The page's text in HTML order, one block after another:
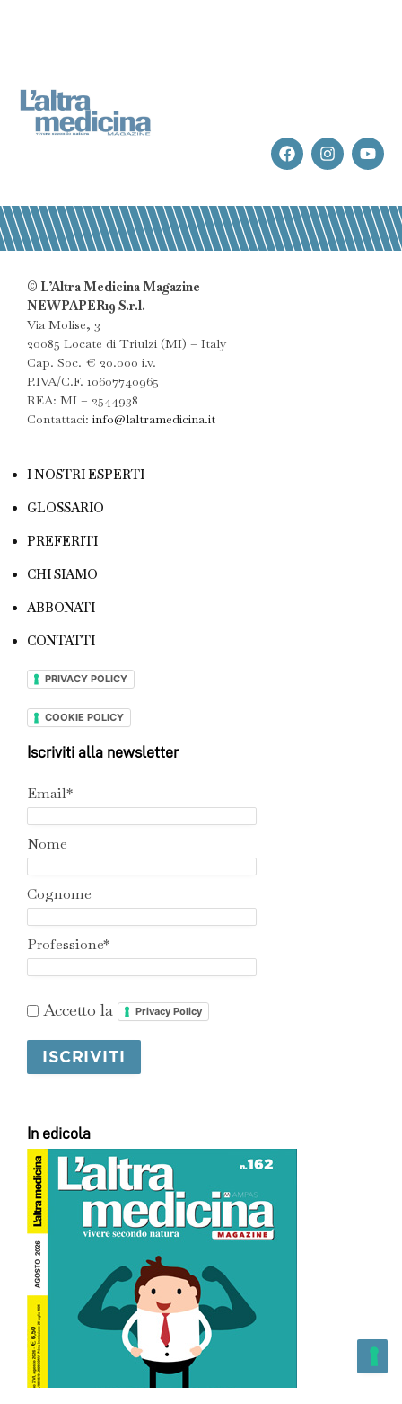
© L’Altra Medicina Magazine
NEWPAPER19 S.r.l.
Via Molise, 3
20085 Locate di Triulzi (MI) – Italy
Cap. Soc. € 20.000 i.v.
P.IVA/C.F. 10607740965
REA: MI – 2544938
Contattaci: info@laltramedicina.it
I NOSTRI ESPERTI
GLOSSARIO
PREFERITI
CHI SIAMO
ABBONATI
CONTATTI
PRIVACY POLICY
COOKIE POLICY
Iscriviti alla newsletter
Email*
Nome
Cognome
Professione*
Accetto la Privacy Policy
In edicola